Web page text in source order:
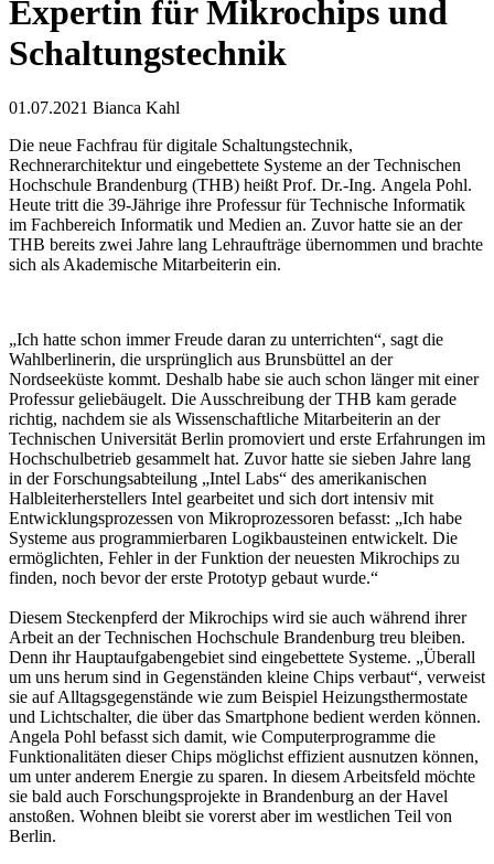
Expertin für Mikrochips und
Schaltungstechnik
01.07.2021 Bianca Kahl
Die neue Fachfrau für digitale Schaltungstechnik,
Rechnerarchitektur und eingebettete Systeme an der Technischen
Hochschule Brandenburg (THB) heißt Prof. Dr.-Ing. Angela Pohl.
Heute tritt die 39-Jährige ihre Professur für Technische Informatik
im Fachbereich Informatik und Medien an. Zuvor hatte sie an der
THB bereits zwei Jahre lang Lehraufträge übernommen und brachte
sich als Akademische Mitarbeiterin ein.
„Ich hatte schon immer Freude daran zu unterrichten“, sagt die
Wahlberlinerin, die ursprünglich aus Brunsbüttel an der
Nordseeküste kommt. Deshalb habe sie auch schon länger mit einer
Professur geliebäugelt. Die Ausschreibung der THB kam gerade
richtig, nachdem sie als Wissenschaftliche Mitarbeiterin an der
Technischen Universität Berlin promoviert und erste Erfahrungen im
Hochschulbetrieb gesammelt hat. Zuvor hatte sie sieben Jahre lang
in der Forschungsabteilung „Intel Labs“ des amerikanischen
Halbleiterherstellers Intel gearbeitet und sich dort intensiv mit
Entwicklungsprozessen von Mikroprozessoren befasst: „Ich habe
Systeme aus programmierbaren Logikbausteinen entwickelt. Die
ermöglichten, Fehler in der Funktion der neuesten Mikrochips zu
finden, noch bevor der erste Prototyp gebaut wurde.“
Diesem Steckenpferd der Mikrochips wird sie auch während ihrer
Arbeit an der Technischen Hochschule Brandenburg treu bleiben.
Denn ihr Hauptaufgabengebiet sind eingebettete Systeme. „Überall
um uns herum sind in Gegenständen kleine Chips verbaut“, verweist
sie auf Alltagsgegenstände wie zum Beispiel Heizungsthermostate
und Lichtschalter, die über das Smartphone bedient werden können.
Angela Pohl befasst sich damit, wie Computerprogramme die
Funktionalitäten dieser Chips möglichst effizient ausnutzen können,
um unter anderem Energie zu sparen. In diesem Arbeitsfeld möchte
sie bald auch Forschungsprojekte in Brandenburg an der Havel
anstoßen. Wohnen bleibt sie vorerst aber im westlichen Teil von
Berlin.